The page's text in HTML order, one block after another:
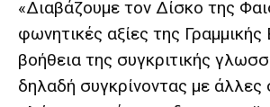
«Διαβάζουμε τον Δίσκο της
φωνητικές αξίες της Γραμμικής
βοήθεια της συγκριτικής
δηλαδή συγκρίνοντας με άλλες